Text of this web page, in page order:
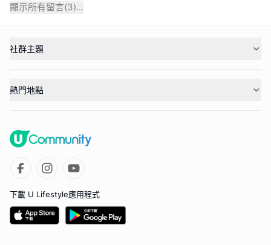
顯示所有留言(3)...
社群主題
熱門地點
下載 U Lifestyle應用程式